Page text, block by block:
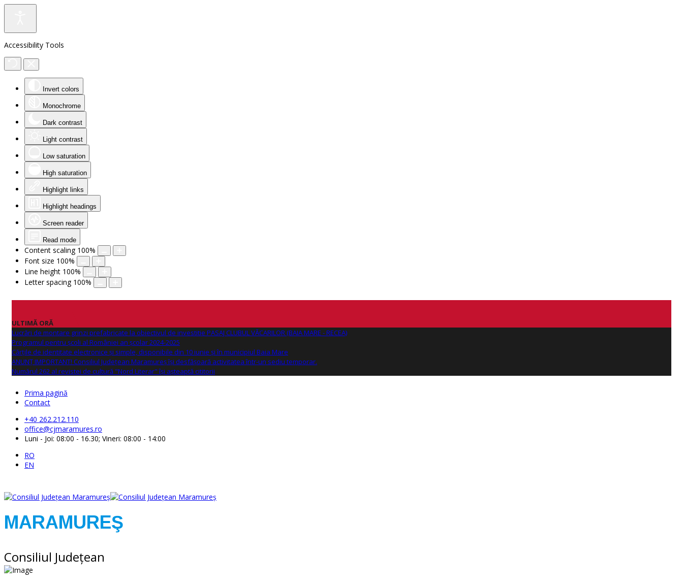
Accessibility Tools
Invert colors
Monochrome
Dark contrast
Light contrast
Low saturation
High saturation
Highlight links
Highlight headings
Screen reader
Read mode
Content scaling 100%
Font size 100%
Line height 100%
Letter spacing 100%
ULTIMĂ ORĂ
Lucrări de montare grinzi prefabricate la obiectivul de investitie PASAJ CLUBUL VĂCARILOR (BAIA MARE - RECEA)
Programul pentru școli al României an școlar 2024-2025
Cărțile de identitate electronice și simple, disponibile din 10 iunie și în municipiul Baia Mare
ANUNŢ IMPORTANT! Consiliul Județean Maramureș își desfășoară activitatea într-un sediu temporar.
Numărul 262 al revistei de cultură "Nord Literar" își așteaptă cititorii
Prima pagină
Contact
+40 262.212.110
office@cjmaramures.ro
Luni - Joi: 08:00 - 16.30; Vineri: 08:00 - 14:00
RO
EN
MARAMUREŞ
Consiliul Judeţean